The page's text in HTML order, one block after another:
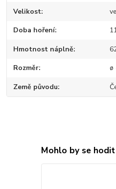
Velikost
Doba hoření
Hmotnost náplně
Rozměr ø
Země původu
Mohlo by se hodit